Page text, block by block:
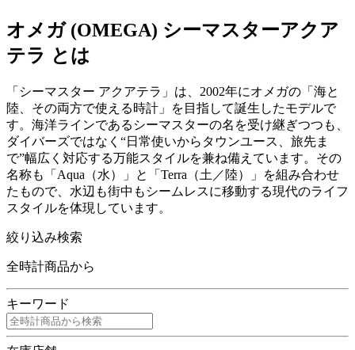
オメガ (OMEGA) シーマスターアクア
テラ とは
「シーマスター アクアテラ」は、2002年にオメガの「海と
陸、その両方で使える時計」を目指して誕生したモデルで
す。海洋ラインであるシーマスターの名を受け継ぎつつも、
ダイバーズではなく“日常使いからタウンユース、旅先ま
で”幅広く対応する万能スタイルを兼ね備えています。その
名称も「Aqua（水）」と「Terra（土／陸）」を組み合わせ
たもので、水辺も街中もシームレスに移動する現代のライフ
スタイルを体現しています。
絞り込み検索
全時計商品から
キーワード